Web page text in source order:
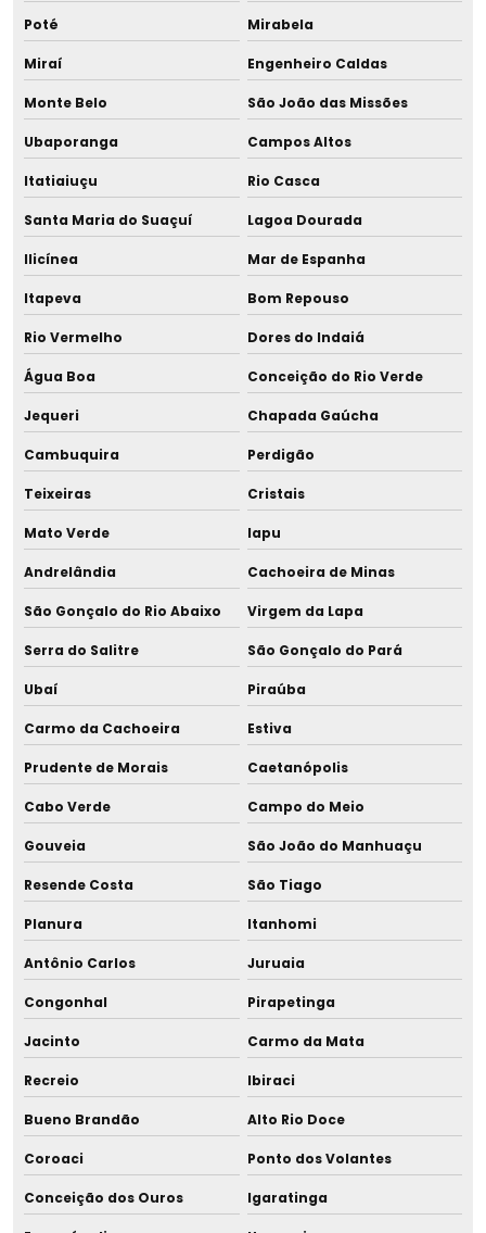
Salas de apoio à amamentação
Selador para tubo capilar
Sistema de liofilização
Tira leite advanced
Tira leite doméstico
Tira leite domiciliar
Tira leite duplo para hospital
Tira leite eme
Tira leite evolute
Tira leite hospitalar
Tira leite materno hospitalar
Tira leite materno hospitalar orçamento
Tira leite materno hospitalar sp
Tira leite materno orçamento
Tira leite medela
Tira leite à vácuo
Tubo de durhan
Tubo de ensaio para banco de leite
Poté Mirabela
Miraí Engenheiro Caldas
Monte Belo São João das Missões
Ubaporanga Campos Altos
Itatiaiuçu Rio Casca
Santa Maria do Suaçuí Lagoa Dourada
Ilicínea Mar de Espanha
Itapeva Bom Repouso
Rio Vermelho Dores do Indaiá
Água Boa Conceição do Rio Verde
Jequeri Chapada Gaúcha
Cambuquira Perdigão
Teixeiras Cristais
Mato Verde Iapu
Andrelândia Cachoeira de Minas
São Gonçalo do Rio Abaixo Virgem da Lapa
Serra do Salitre São Gonçalo do Pará
Ubaí Piraúba
Carmo da Cachoeira Estiva
Prudente de Morais Caetanópolis
Cabo Verde Campo do Meio
Gouveia São João do Manhuaçu
Resende Costa São Tiago
Planura Itanhomi
Antônio Carlos Juruaia
Congonhal Pirapetinga
Jacinto Carmo da Mata
Recreio Ibiraci
Bueno Brandão Alto Rio Doce
Coroaci Ponto dos Volantes
Conceição dos Ouros Igaratinga